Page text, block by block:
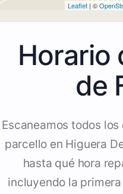
Leaflet | ©
Horario
de
Escaneamos todos
parcello en Higuera
hasta qué hora
incluyendo la